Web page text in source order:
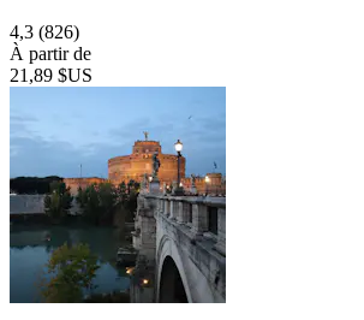
4,3 (826)
À partir de
21,89 $US